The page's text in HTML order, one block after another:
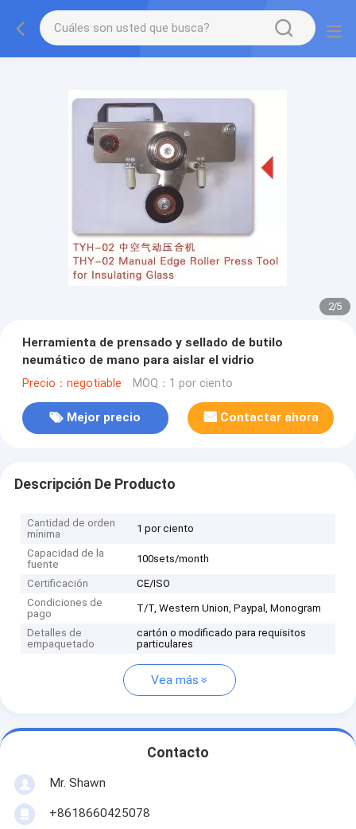
2/5
Herramienta de prensado y sellado de butilo
neumático de mano para aislar el vidrio
Precio：negotiable MOQ：1 por ciento
Mejor precio Contactar ahora
Descripción De Producto
Cantidad de orden
mínima
1 por ciento
Capacidad de la
fuente
100sets/month
Certificación
CE/ISO
Condiciones de
pago
T/T, Western Union, Paypal, Monogram
Detalles de
empaquetado
cartón o modificado para requisitos
particulares
Vea más
Contacto
Mr. Shawn
+8618660425078